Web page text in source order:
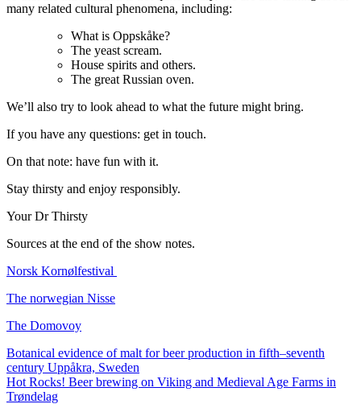
many related cultural phenomena, including:
What is Oppskåke?
The yeast scream.
House spirits and others.
The great Russian oven.
We’ll also try to look ahead to what the future might bring.
If you have any questions: get in touch.
On that note: have fun with it.
Stay thirsty and enjoy responsibly.
Your Dr Thirsty
Sources at the end of the show notes.
Norsk Kornølfestival
The norwegian Nisse
The Domovoy
Botanical evidence of malt for beer production in fifth–seventh
century Uppåkra, Sweden
Hot Rocks! Beer brewing on Viking and Medieval Age Farms in
Trøndelag